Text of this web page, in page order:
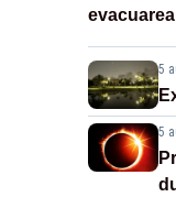
5
5